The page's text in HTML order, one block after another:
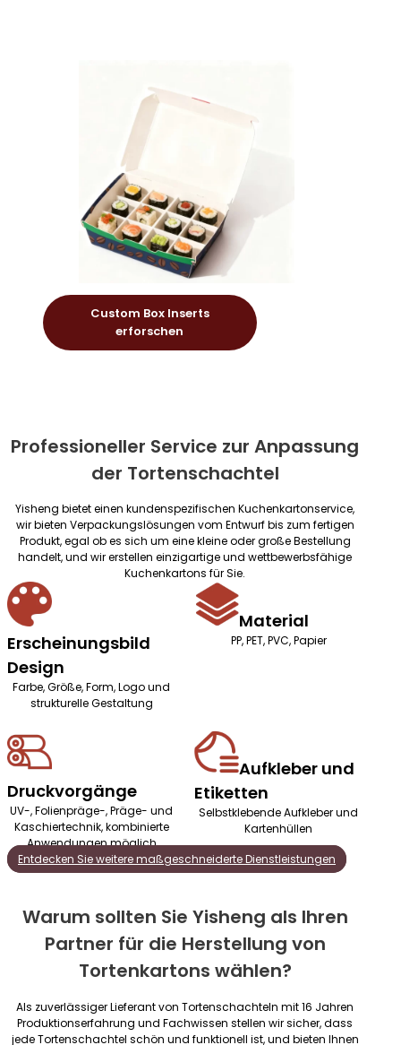
Custom Box Inserts
erforschen
Professioneller Service zur Anpassung
der Tortenschachtel
Yisheng bietet einen kundenspezifischen Kuchenkartonservice,
wir bieten Verpackungslösungen vom Entwurf bis zum fertigen
Produkt, egal ob es sich um eine kleine oder große Bestellung
handelt, und wir erstellen einzigartige und wettbewerbsfähige
Kuchenkartons für Sie.
Erscheinungsbild
Design
Farbe, Größe, Form, Logo und
strukturelle Gestaltung
Material
PP, PET, PVC, Papier
Druckvorgänge
UV-, Folienpräge-, Präge- und
Kaschiertechnik, kombinierte
Anwendungen möglich
Aufkleber und
Etiketten
Selbstklebende Aufkleber und
Kartenhüllen
Entdecken Sie weitere maßgeschneiderte Dienstleistungen
Warum sollten Sie Yisheng als Ihren
Partner für die Herstellung von
Tortenkartons wählen?
Als zuverlässiger Lieferant von Tortenschachteln mit 16 Jahren
Produktionserfahrung und Fachwissen stellen wir sicher, dass
jede Tortenschachtel schön und funktionell ist, und bieten Ihnen